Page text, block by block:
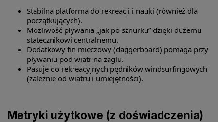
Stabilna platforma do rekreacji i nauki (również dla
początkujących).
Możliwość pływania „jak po sznurku” dzięki dużemu
statecznikowi centralnemu.
Dodatkowy fin mieczowy (daggerboard) pomaga przy
pływaniu pod wiatr na żaglu.
Pasuje do rekreacyjnych pędników windsurfingowych
(zależnie od wiatru i umiejętności).
Metryki użytkowe (z doświadczenia)